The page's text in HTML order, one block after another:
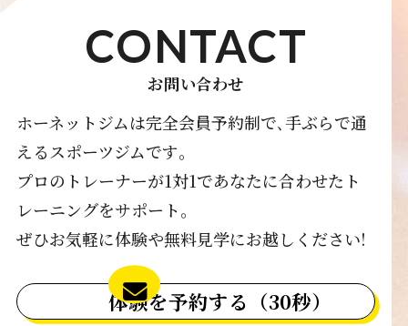
CONTACT
お問い合わせ
ホーネットジムは完全会員予約制で､手ぶらで通
えるスポーツジムです｡
プロのトレーナーが1対1であなたに合わせたト
レーニングをサポート｡
ぜひお気軽に体験や無料見学にお越しください!
体験を予約する（30秒）